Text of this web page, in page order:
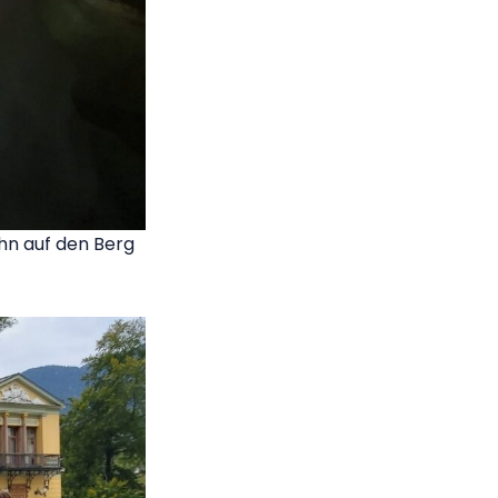
auf den Berg